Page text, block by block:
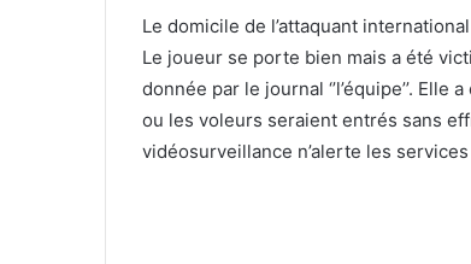
Le domicile de l’attaquant
Le joueur se porte bien mais a été
donnée par le journal ‘’l’équipe’’.
ou les voleurs seraient entrés sans
vidéosurveillance n’alerte les